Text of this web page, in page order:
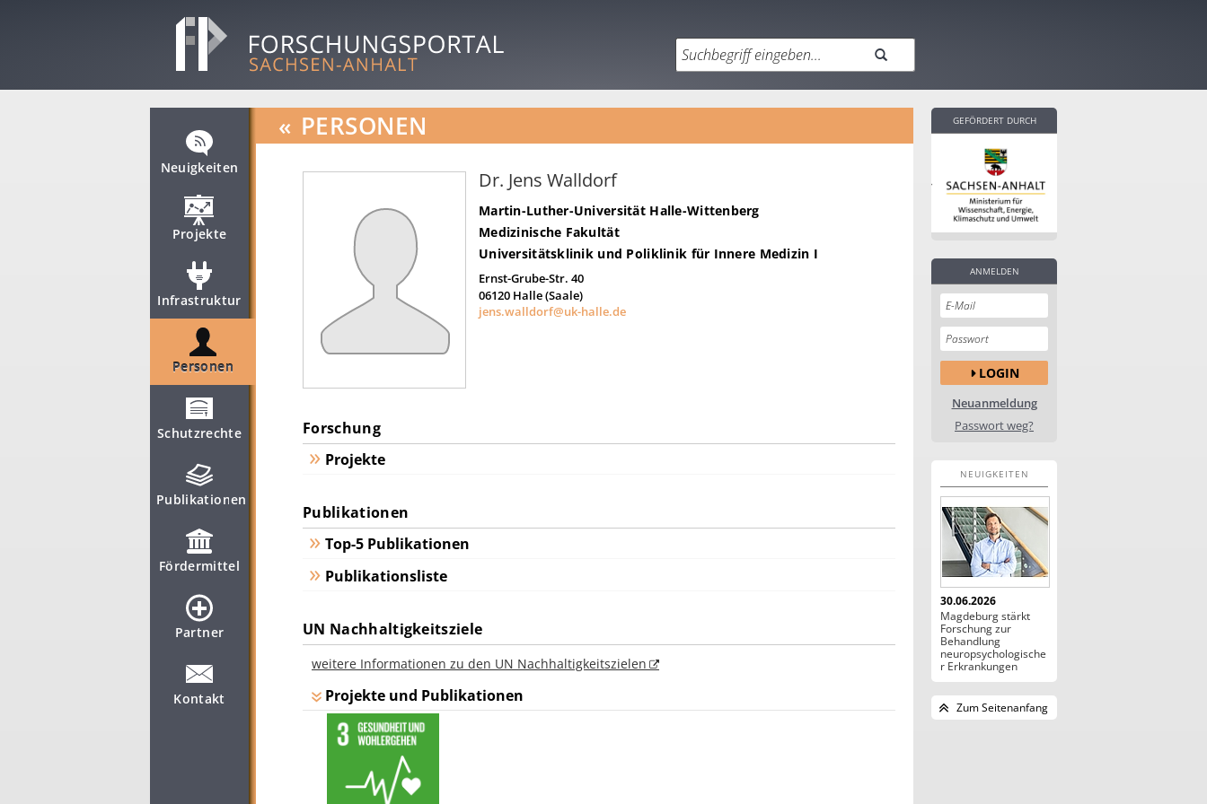
Neuigkeiten
Projekte
Infrastruktur
Personen
Schutzrechte
Publikationen
Fördermittel
Partner
Kontakt
« PERSONEN
Dr. Jens Walldorf
Martin-Luther-Universität Halle-Wittenberg
Medizinische Fakultät
Universitätsklinik und Poliklinik für Innere Medizin I
Ernst-Grube-Str. 40
06120 Halle (Saale)
jens.walldorf@uk-halle.de
Forschung
Projekte
Publikationen
Top-5 Publikationen
Publikationsliste
UN Nachhaltigkeitsziele
weitere Informationen zu den UN Nachhaltigkeitszielen
Projekte und Publikationen
GEFÖRDERT DURCH
ANMELDEN
LOGIN
Neuanmeldung
Passwort weg?
NEUIGKEITEN
30.06.2026
Magdeburg stärkt
Forschung zur
Behandlung
neuropsychologische
r Erkrankungen
Zum Seitenanfang